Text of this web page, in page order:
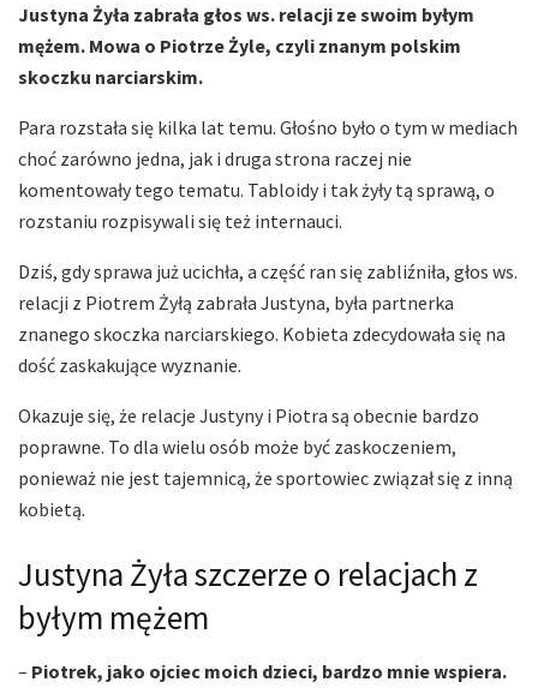
Justyna Żyła zabrała głos ws. relacji ze swoim byłym
mężem. Mowa o Piotrze Żyle, czyli znanym polskim
skoczku narciarskim.
Para rozstała się kilka lat temu. Głośno było o tym w mediach
choć zarówno jedna, jak i druga strona raczej nie
komentowały tego tematu. Tabloidy i tak żyły tą sprawą, o
rozstaniu rozpisywali się też internauci.
Dziś, gdy sprawa już ucichła, a część ran się zabliźniła, głos ws.
relacji z Piotrem Żyłą zabrała Justyna, była partnerka
znanego skoczka narciarskiego. Kobieta zdecydowała się na
dość zaskakujące wyznanie.
Okazuje się, że relacje Justyny i Piotra są obecnie bardzo
poprawne. To dla wielu osób może być zaskoczeniem,
ponieważ nie jest tajemnicą, że sportowiec związał się z inną
kobietą.
Justyna Żyła szczerze o relacjach z
byłym mężem
– Piotrek, jako ojciec moich dzieci, bardzo mnie wspiera.